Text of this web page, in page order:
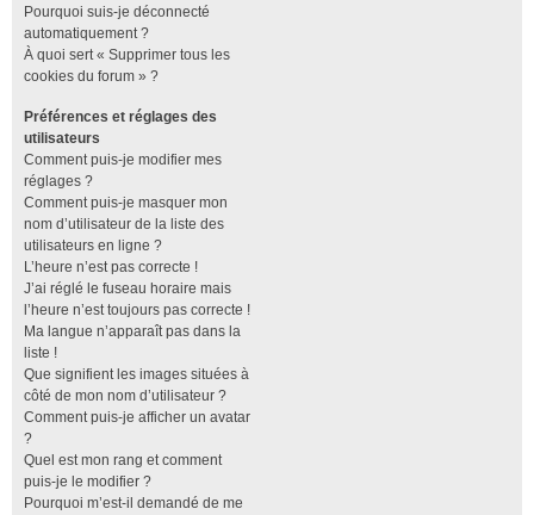
Pourquoi suis-je déconnecté
automatiquement ?
À quoi sert « Supprimer tous les
cookies du forum » ?
Préférences et réglages des
utilisateurs
Comment puis-je modifier mes
réglages ?
Comment puis-je masquer mon
nom d’utilisateur de la liste des
utilisateurs en ligne ?
L’heure n’est pas correcte !
J’ai réglé le fuseau horaire mais
l’heure n’est toujours pas correcte !
Ma langue n’apparaît pas dans la
liste !
Que signifient les images situées à
côté de mon nom d’utilisateur ?
Comment puis-je afficher un avatar
?
Quel est mon rang et comment
puis-je le modifier ?
Pourquoi m’est-il demandé de me